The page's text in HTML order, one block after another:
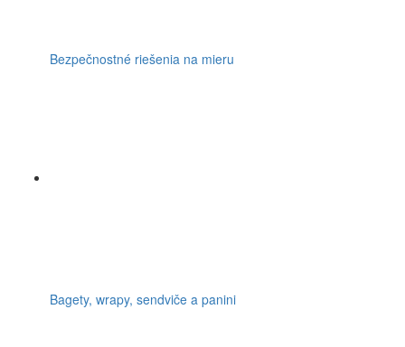
Bezpečnostné riešenia na mieru
Bagety, wrapy, sendviče a panini